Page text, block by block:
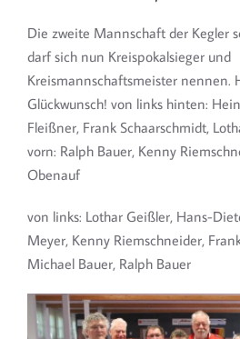
Die zweite Mannschaft der Kegler
darf sich nun Kreispokalsieger und
Kreismannschaftsmeister nennen.
Glückwunsch! von links hinten:
Fleißner, Frank Schaarschmidt,
vorn: Ralph Bauer, Kenny
Obenauf
von links: Lothar Geißler, Hans-
Meyer, Kenny Riemschneider,
Michael Bauer, Ralph Bauer